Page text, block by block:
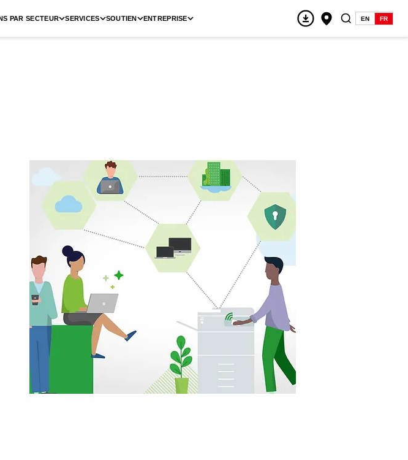
PAR SECTEUR SERVICES SOUTIEN ENTREPRISE EN FR